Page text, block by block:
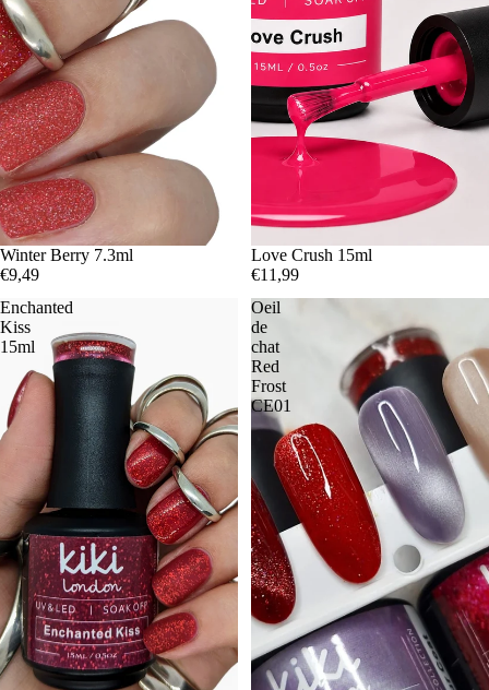
Winter Berry 7.3ml
€9,49
Love Crush 15ml
€11,99
Enchanted
Kiss
15ml
Oeil
de
chat
Red
Frost
CE01
Politique de remboursement